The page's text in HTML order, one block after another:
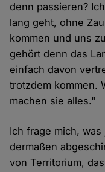
denn passieren?
lang geht, ohne
kommen und uns
gehört denn das
einfach davon
trotzdem kommen.
machen sie alles."
Ich frage mich,
dermaßen
von Territorium,